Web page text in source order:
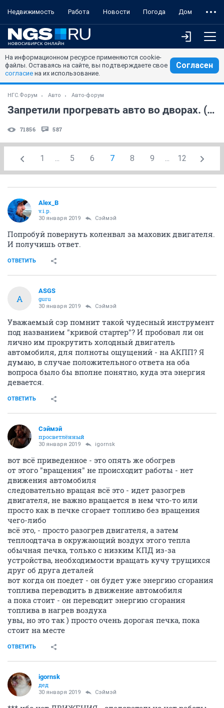
Недвижимость Работа Новости Погода Дом
На информационном ресурсе применяются cookie-
файлы. Оставаясь на сайте, вы подтверждаете свое
согласие на их использование.
Согласен
НГС.Форум Авто Авто-форум
Запретили прогревать авто во дворах. (часть 2)
71856 587
1 ... 5 6 7 8 9 ... 12
Alex_B
v.i.p.
30 января 2019 Сэймэй
Попробуй повернуть коленвал за маховик двигателя.
И получишь ответ.
ОТВЕТИТЬ
A
ASGS
guru
30 января 2019 Сэймэй
Уважаемый сэр помнит такой чудесный инструмент
под названием "кривой стартер"? И пробовал ли он
лично им прокрутить холодный двигатель
автомобиля, для полноты ощущений - на АКПП? Я
думаю, в случае положительного ответа на оба
вопроса было бы вполне понятно, куда эта энергия
девается.
ОТВЕТИТЬ
Сэймэй
просветлённый
30 января 2019 igornsk
вот всё приведенное - это опять же обогрев
от этого "вращения" не происходит работы - нет
движения автомобиля
следовательно вращая всё это - идет разогрев
двигателя, не важно вращается в нем что-то или
просто как в печке сгорает топливо без вращения
чего-либо
всё это, - просто разогрев двигателя, а затем
теплоодтача в окружающий воздух этого тепла
обычная печка, только с низким КПД из-за
устройства, необходимости вращать кучу трущихся
друг об друга деталей
вот когда он поедет - он будет уже энергию сгорания
топлива переводить в движение автомобиля
а пока стоит - он переводит энергию сгорания
топлива в нагрев воздуха
увы, но это так ) просто очень дорогая печка, пока
стоит на месте
ОТВЕТИТЬ
igornsk
дед
30 января 2019 Сэймэй